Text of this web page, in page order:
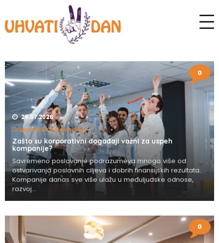
0
29.07.2026
Organizacija & Dekoracija
Zašto su korporativni događaji važni za uspeh
kompanije?
Savremeno poslovanje podrazumeva mnogo više od
ostvarivanja poslovnih ciljeva i dobrih finansijskih rezultata.
Kompanije danas sve više ulažu u međuljudske odnose,
razvoj...
0